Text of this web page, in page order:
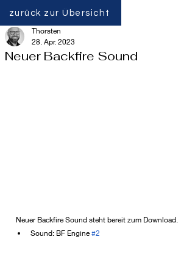
zurück zur Übersicht
Neuer Backfire Sound
Thorsten
28. Apr. 2023
Neuer Backfire Sound steht bereit zum Download.
Sound: BF Engine #2